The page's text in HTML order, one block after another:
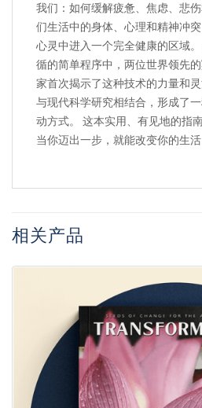
我们：如何缓解疲惫、焦虑、悲
们生活中的身体、心理和精神冲
心灵中进入一个完全健康的区域
循的简单程序中，两位世界领先
家首次揭示了这种技术的力量和
与现代科学研究相结合，形成了
动方式。 这本实用、有见地的指
当你迈出一步，就能改变你的生活
相关产品